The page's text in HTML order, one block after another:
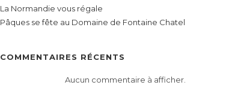
La Normandie vous régale
Pâques se fête au Domaine de Fontaine Chatel
COMMENTAIRES RÉCENTS
Aucun commentaire à afficher.